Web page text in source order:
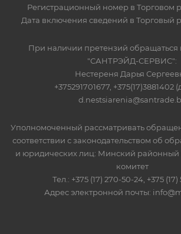
Регистрационный номер в Торговом
Дата включения сведений в Торговый
При наличии претензий
"САНТРЭЙД-СЕРВИС":
Нестереня Дарья
+375291701677, +375(17)3881402
Уполномоченный рассматривать
соответствии с законодательством об
и юридических лиц: Минский районный
комитет
Тел.: +375 (17) 270-50-24, +375
Адрес электронной почты: